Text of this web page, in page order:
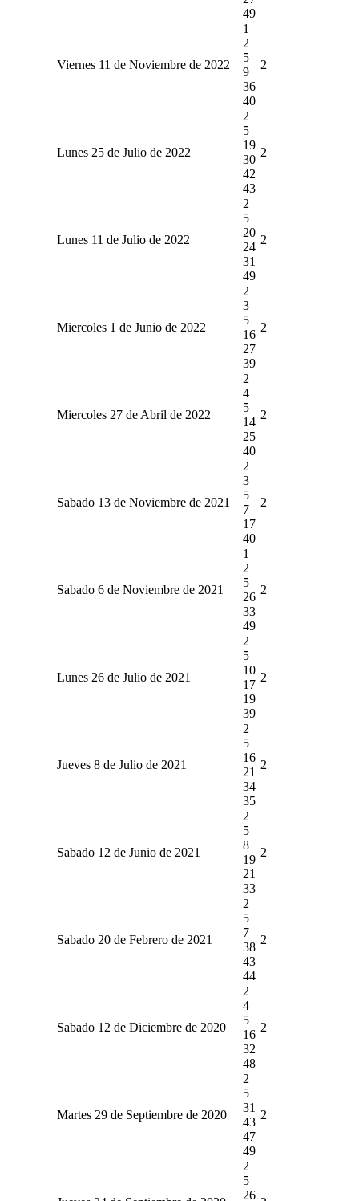
49
Viernes 11 de Noviembre de 2022
1
2
5
9
36
40
2
Lunes 25 de Julio de 2022
2
5
19
30
42
43
2
Lunes 11 de Julio de 2022
2
5
20
24
31
49
2
Miercoles 1 de Junio de 2022
2
3
5
16
27
39
2
Miercoles 27 de Abril de 2022
2
4
5
14
25
40
2
Sabado 13 de Noviembre de 2021
2
3
5
7
17
40
2
Sabado 6 de Noviembre de 2021
1
2
5
26
33
49
2
Lunes 26 de Julio de 2021
2
5
10
17
19
39
2
Jueves 8 de Julio de 2021
2
5
16
21
34
35
2
Sabado 12 de Junio de 2021
2
5
8
19
21
33
2
Sabado 20 de Febrero de 2021
2
5
7
38
43
44
2
Sabado 12 de Diciembre de 2020
2
4
5
16
32
48
2
Martes 29 de Septiembre de 2020
2
5
31
43
47
49
2
2
5
26